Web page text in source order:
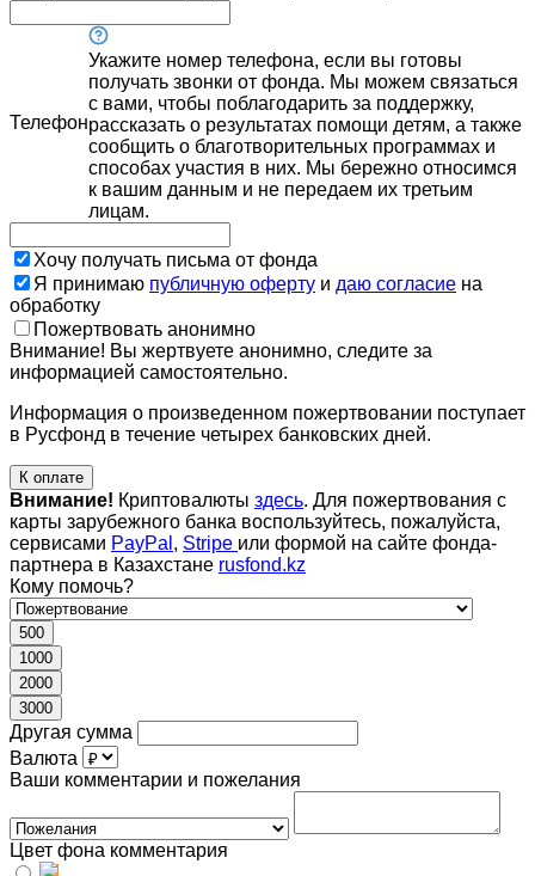
Телефон
Укажите номер телефона, если вы готовы
получать звонки от фонда. Мы можем связаться
с вами, чтобы поблагодарить за поддержку,
рассказать о результатах помощи детям, а также
сообщить о благотворительных программах и
способах участия в них. Мы бережно относимся
к вашим данным и не передаем их третьим
лицам.
Хочу получать письма от фонда
Я принимаю публичную оферту и даю согласие на
обработку
Пожертвовать анонимно
Внимание! Вы жертвуете анонимно, следите за
информацией самостоятельно.
Информация о произведенном пожертвовании поступает
в Русфонд в течение четырех банковских дней.
К оплате
Внимание! Криптовалюты здесь. Для пожертвования с
карты зарубежного банка воспользуйтесь, пожалуйста,
сервисами PayPal , Stripe или формой на сайте фонда-
партнера в Казахстане rusfond.kz
Кому помочь?
500
1000
2000
3000
Другая сумма
Валюта
Ваши комментарии и пожелания
Цвет фона комментария